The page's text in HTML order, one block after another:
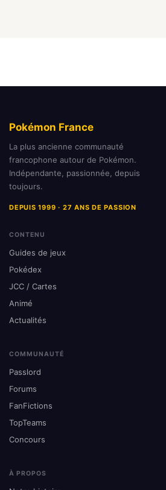
Pokémon France
La plus ancienne communauté
francophone autour de Pokémon.
Indépendante, passionnée, depuis
toujours.
DEPUIS 1999 · 27 ANS DE PASSION
CONTENU
Guides de jeux
Pokédex
JCC / Cartes
Animé
Actualités
COMMUNAUTÉ
Passlord
Forums
FanFictions
TopTeams
Concours
À PROPOS